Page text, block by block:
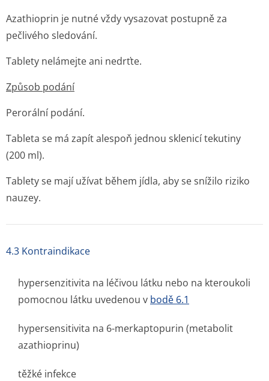
Azathioprin je nutné vždy vysazovat postupně za
pečlivého sledování.
Tablety nelámejte ani nedrťte.
Způsob podání
Perorální podání.
Tableta se má zapít alespoň jednou sklenicí tekutiny
(200 ml).
Tablety se mají užívat během jídla, aby se snížilo riziko
nauzey.
4.3 Kontraindikace
hypersenzitivita na léčivou látku nebo na kteroukoli
pomocnou látku uvedenou v bodě 6.1
hypersensitivita na 6-merkaptopurin (metabolit
azathioprinu)
těžké infekce